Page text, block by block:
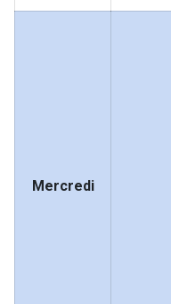
Mercredi